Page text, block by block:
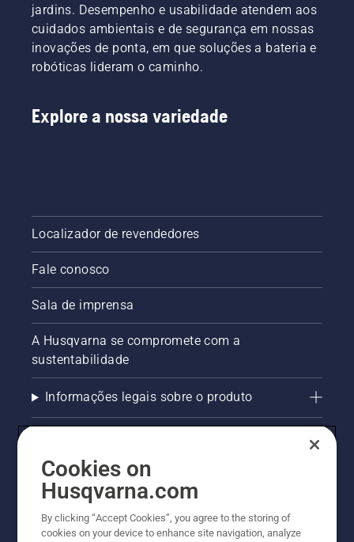
jardins. Desempenho e usabilidade atendem aos
cuidados ambientais e de segurança em nossas
inovações de ponta, em que soluções a bateria e
robóticas lideram o caminho.
Explore a nossa variedade
Localizador de revendedores
Fale conosco
Sala de imprensa
A Husqvarna se compromete com a
sustentabilidade
Informações legais sobre o produto
Outros sites Husqvarna
Trabalhe Conosco
Cookies on
Husqvarna.com
By clicking “Accept Cookies”, you agree to the storing of
cookies on your device to enhance site navigation, analyze